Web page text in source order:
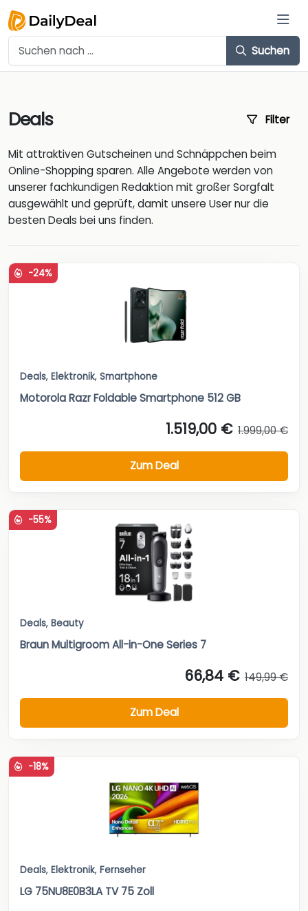
Suchen
Deals Filter
Mit attraktiven Gutscheinen und Schnäppchen beim
Online-Shopping sparen. Alle Angebote werden von
unserer fachkundigen Redaktion mit großer Sorgfalt
ausgewählt und geprüft, damit unsere User nur die
besten Deals bei uns finden.
-24%
Deals, Elektronik, Smartphone
Motorola Razr Foldable Smartphone 512 GB
1.519,00 € 1.999,00 €
Zum Deal
-55%
Deals, Beauty
Braun Multigroom All-in-One Series 7
66,84 € 149,99 €
Zum Deal
-18%
Deals, Elektronik, Fernseher
LG 75NU8E0B3LA TV 75 Zoll